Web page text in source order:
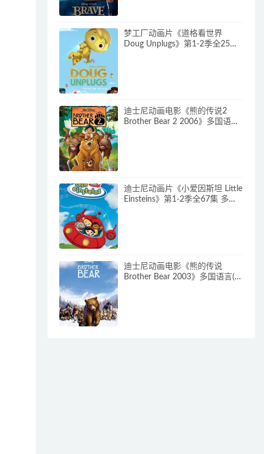
梦工厂动画片《道格看世界
Doug Unplugs》第1-2季全25集
迪士尼动画电影《熊的传说2
Brother Bear 2 2006》多国语言
迪士尼动画片《小爱因斯坦 Little
Einsteins》第1-2季全67集 多国
迪士尼动画电影《熊的传说
Brother Bear 2003》多国语言(含